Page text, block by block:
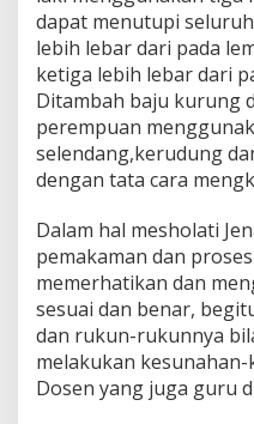
dapat menutupi
lebih lebar dari pada
ketiga lebih lebar dari
Ditambah baju kurung
perempuan
selendang,kerudung
dengan tata cara
Dalam hal mesholati
pemakaman dan
memerhatikan dan
sesuai dan benar,
dan rukun-rukunnya
melakukan
Dosen yang juga guru